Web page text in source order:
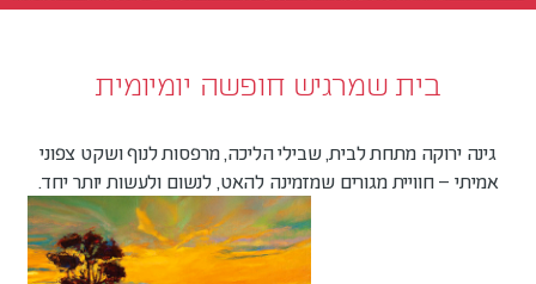
בית שמרגיש חופשה יומיומית
גינה ירוקה מתחת לבית, שבילי הליכה, מרפסות לנוף ושקט צפוני
אמיתי – חוויית מגורים שמזמינה להאט, לנשום ולעשות יותר יחד.